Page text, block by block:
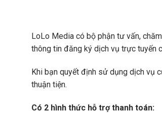
LoLo Media có bộ phận tư vấn,
thông tin đăng ký dịch vụ trực tuyến
Khi bạn quyết định sử dụng dịch vụ
thuận tiện.
Có 2 hình thức hỗ trợ thanh toán: